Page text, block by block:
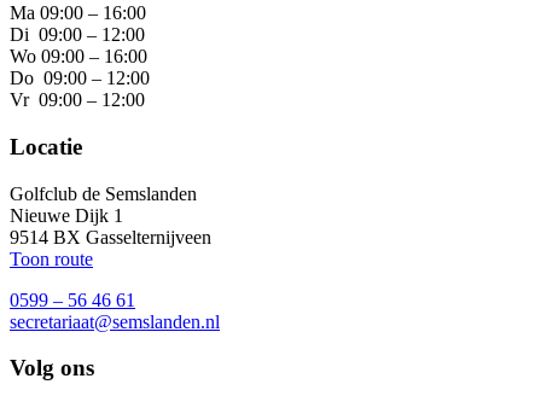
Ma 09:00 – 16:00
Di 09:00 – 12:00
Wo 09:00 – 16:00
Do 09:00 – 12:00
Vr 09:00 – 12:00
Locatie
Golfclub de Semslanden
Nieuwe Dijk 1
9514 BX Gasselternijveen
Toon route
0599 – 56 46 61
secretariaat@semslanden.nl
Volg ons